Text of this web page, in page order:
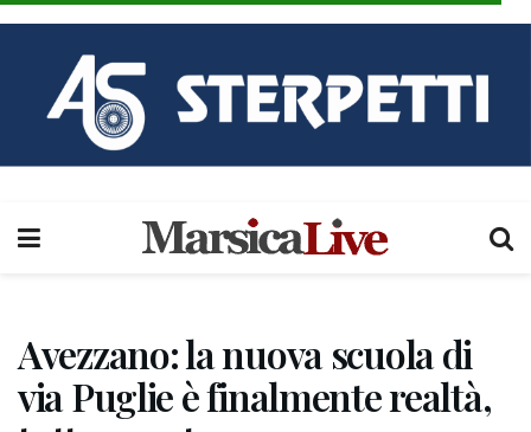
Avezzano: la nuova scuola di
via Puglie è finalmente realtà,